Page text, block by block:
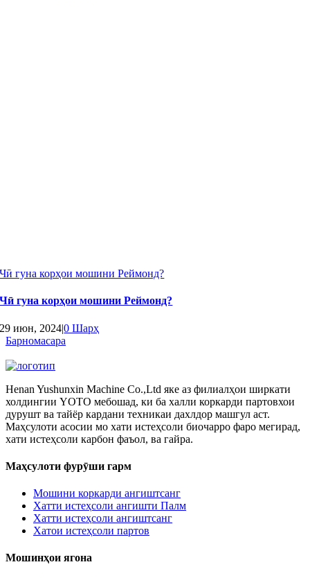
Чӣ гуна корҳои мошини Реймонд?
Чӣ гуна корҳои мошини Реймонд?
29 июн, 2024|0 Шарҳ
Барномасара
Henan Yushunxin Machine Co.,Ltd яке аз филиалҳои ширкати
холдингии YOTO мебошад, ки ба халли коркарди партовхои
дурушт ва тайёр кардани техникаи дахлдор машгул аст.
Маҳсулоти асосии мо хати истеҳсоли биочарро фаро мегирад,
хати истеҳсоли карбон фаъол, ва гайра.
Маҳсулоти фурӯши гарм
Мошини коркарди ангиштсанг
Хатти истеҳсоли ангишти Палм
Хатти истеҳсоли ангиштсанг
Хатои истеҳсоли партов
Мошинҳои ягона